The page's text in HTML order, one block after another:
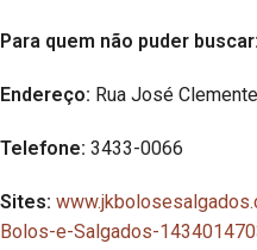
Para quem não puder buscar:
Endereço: Rua José
Telefone: 3433-0066
Sites:
Bolos-e-Salgados-